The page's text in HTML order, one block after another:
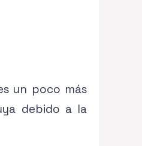
un poco más
debido a la